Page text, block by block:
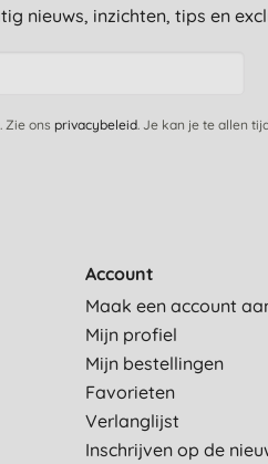
nieuws, inzichten, tips en
Zie ons privacybeleid. Je kan je te allen
Account
Maak een account
Mijn profiel
Mijn bestellingen
Favorieten
Verlanglijst
Inschrijven op de